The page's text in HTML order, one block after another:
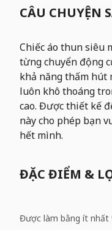
CÂU CHUYỆN
Chiếc áo thun siêu
từng chuyển động
khả năng thấm
luôn khô thoáng
cao. Được thiết kế
này cho phép bạn
hết mình.
ĐẶC ĐIỂM &
Được làm bằng ít nhất